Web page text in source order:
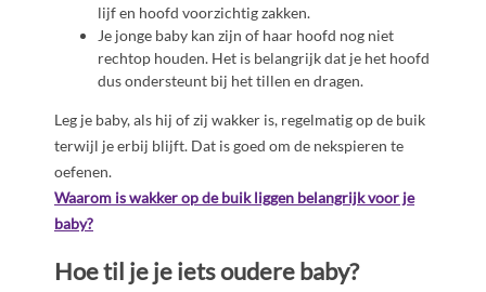
lijf en hoofd voorzichtig zakken.
Je jonge baby kan zijn of haar hoofd nog niet
rechtop houden. Het is belangrijk dat je het hoofd
dus ondersteunt bij het tillen en dragen.
Leg je baby, als hij of zij wakker is, regelmatig op de buik
terwijl je erbij blijft. Dat is goed om de nekspieren te
oefenen.
Waarom is wakker op de buik liggen belangrijk voor je
baby?
Hoe til je je iets oudere baby?